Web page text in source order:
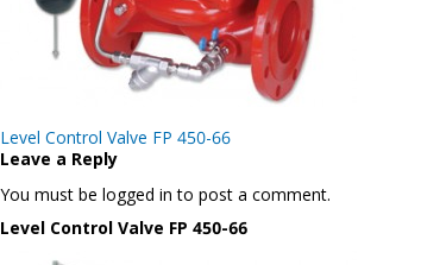
Post
navigation
Level Control Valve FP 450-66
Leave a Reply
You must be logged in to post a comment.
Level Control Valve FP 450-66